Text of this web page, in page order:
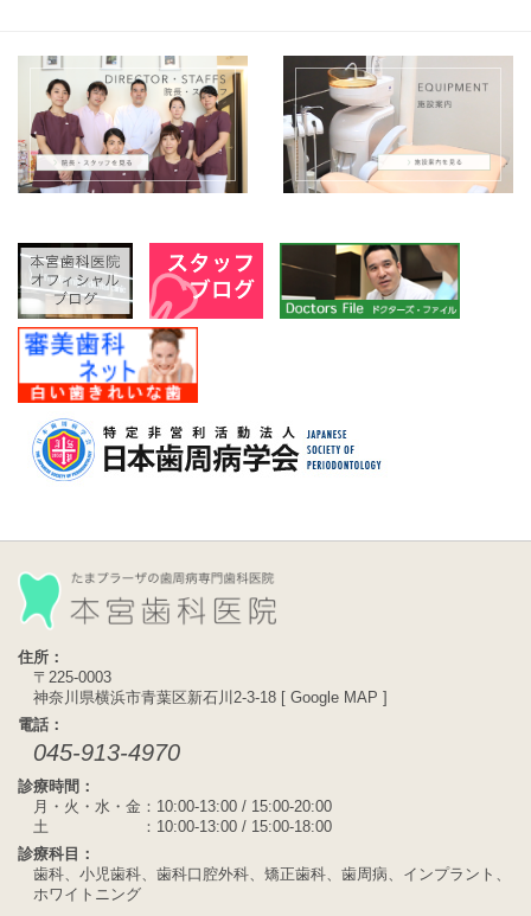
住所：
〒225-0003
神奈川県横浜市青葉区新石川2-3-18 [ Google MAP
電話：
045-913-4970
診療時間：
月・火・水・金：10:00-13:00 / 15:00-20:00
土 ：10:00-13:00 / 15:00-18:00
診療科目：
歯科、小児歯科、歯科口腔外科、矯正歯科、歯周病、インプラント、
ホワイトニング